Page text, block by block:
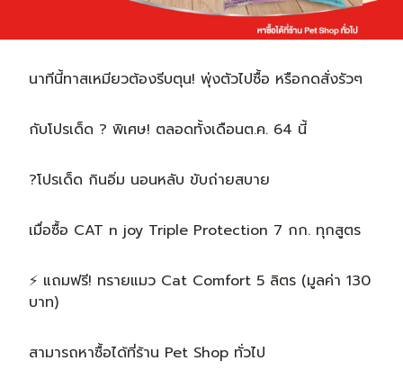
นาทีนี้ทาสเหมียวต้องรีบตุน! พุ่งตัวไปซื้อ หรือกดสั่งรัวๆ
กับโปรเด็ด ? พิเศษ! ตลอดทั้งเดือนต.ค. 64 นี้
?โปรเด็ด กินอิ่ม นอนหลับ ขับถ่ายสบาย
เมื่อซื้อ CAT n joy Triple Protection 7 กก. ทุกสูตร
⚡ แถมฟรี! ทรายแมว Cat Comfort 5 ลิตร (มูลค่า 130
บาท)
สามารถหาซื้อได้ที่ร้าน Pet Shop ทั่วไป